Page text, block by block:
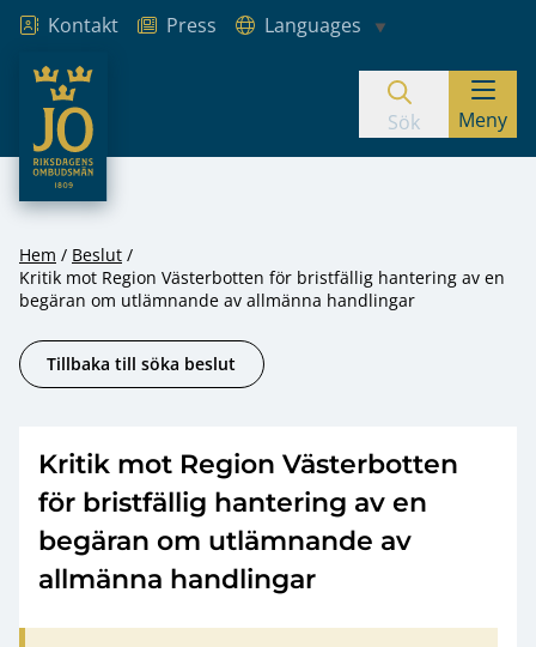
Hoppa till innehåll
Kontakt Press
Languages
JO – Riksdagens Ombudsmän
Sök Meny
Hem
Beslut
Kritik mot Region Västerbotten för bristfällig hantering av en
begäran om utlämnande av allmänna handlingar
Tillbaka till söka beslut
Kritik mot Region Västerbotten
för bristfällig hantering av en
begäran om utlämnande av
allmänna handlingar